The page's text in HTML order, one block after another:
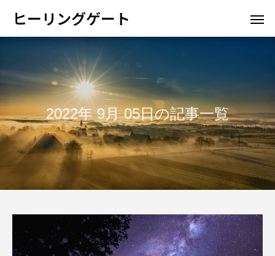
ヒーリングゲート
2022年 9月 05日の記事一覧